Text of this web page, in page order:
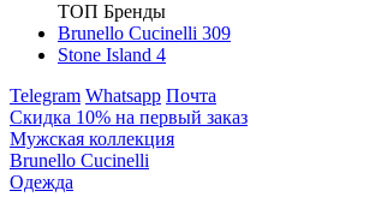
ТОП Бренды
Brunello Cucinelli 309
Stone Island 4
Telegram Whatsapp Почта
Скидка 10% на первый заказ
Мужская коллекция
Brunello Cucinelli
Одежда